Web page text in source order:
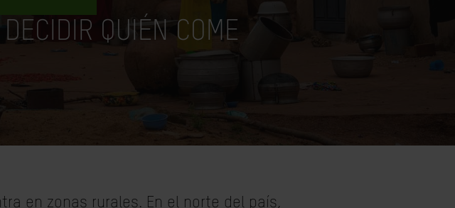
QUIÉN COME
en zonas rurales. En el norte del país,